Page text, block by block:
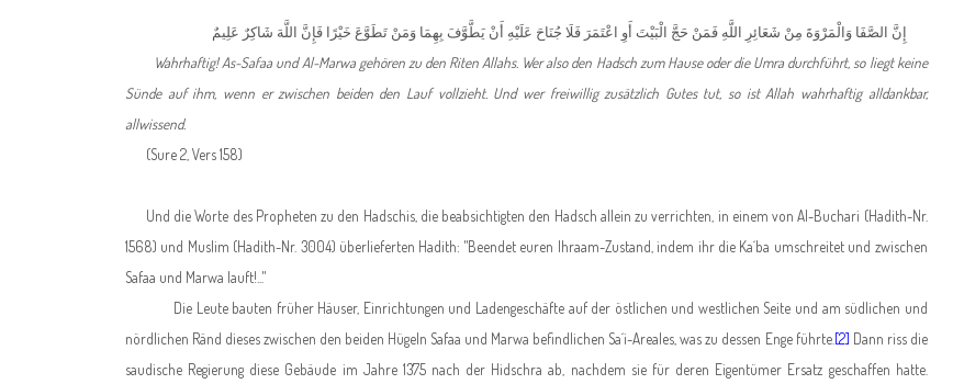
إِنَّ الصَّفَا وَالْمَرْوَةَ مِنْ شَعَائِرِ اللَّهِ فَمَنْ حَجَّ الْبَيْتَ أَوِ اعْتَمَرَ فَلَا جُنَاحَ عَلَيْهِ أَنْ يَطَّوَّفَ بِهِمَا وَمَنْ تَطَوَّعَ خَيْرًا فَإِنَّ اللَّهَ شَاكِرٌ عَلِيمٌ
Wahrhaftig! As-Safaa und Al-Marwa gehören zu den Riten Allahs. Wer also den Hadsch zum Hause oder die Umra durchführt, so liegt keine
Sünde auf ihm, wenn er zwischen beiden den Lauf vollzieht. Und wer freiwillig zusätzlich Gutes tut, so ist Allah wahrhaftig alldankbar,
allwissend.
(Sure 2, Vers 158)
Und die Worte des Propheten zu den Hadschis, die beabsichtigten den Hadsch allein zu verrichten, in einem von Al-Buchari (Hadith-Nr.
1568) und Muslim (Hadith-Nr. 3004) überlieferten Hadith: "Beendet euren Ihraam-Zustand, indem ihr die Ka´ba umschreitet und zwischen
Safaa und Marwa lauft!..."
Die Leute bauten früher Häuser, Einrichtungen und Ladengeschäfte auf der östlichen und westlichen Seite und am südlichen und
nördlichen Ränd dieses zwischen den beiden Hügeln Safaa und Marwa befindlichen Sa´i-Areales, was zu dessen Enge führte.[2] Dann riss die
saudische Regierung diese Gebäude im Jahre 1375 nach der Hidschra ab, nachdem sie für deren Eigentümer Ersatz geschaffen hatte.